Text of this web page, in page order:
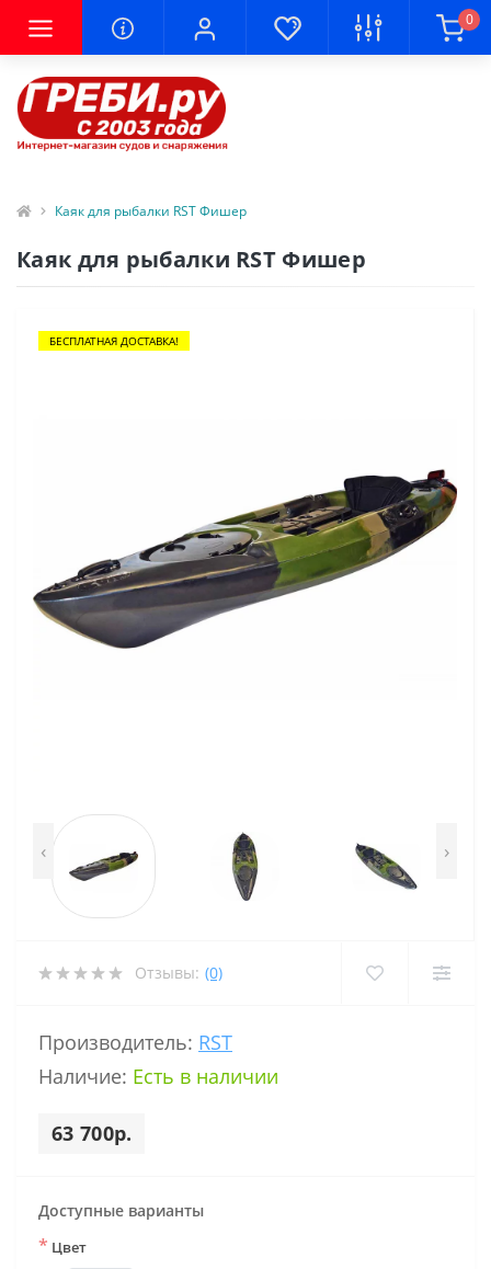
0
Каяк для рыбалки RST Фишер
Каяк для рыбалки RST Фишер
БЕСПЛАТНАЯ ДОСТАВКА!
‹ ›
Отзывы: (0)
Производитель: RST
Наличие: Есть в наличии
63 700р.
Доступные варианты
* Цвет